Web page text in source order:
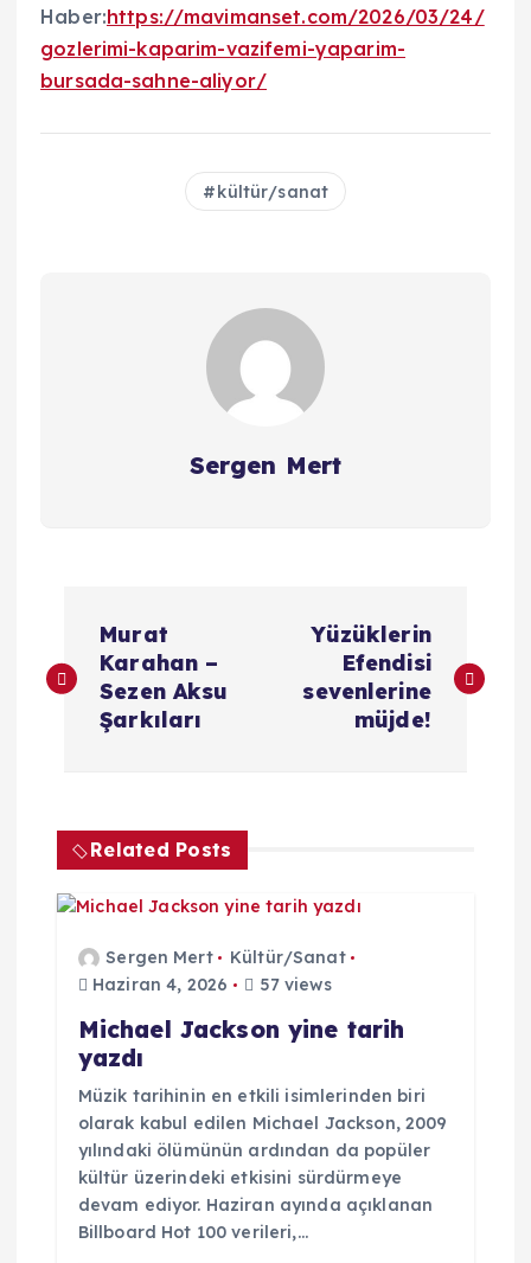
Haber:https://mavimanset.com/2026/03/24/
gozlerimi-kaparim-vazifemi-yaparim-
bursada-sahne-aliyor/
kültür/sanat
Sergen Mert
a
g
e
m
Murat
Karahan –
Sezen Aksu
Şarkıları
Yüzüklerin
Efendisi
sevenlerine
müjde!
Related Posts
Sergen Mert
Kültür/Sanat
Haziran 4, 2026
57 views
Michael Jackson yine tarih
yazdı
Müzik tarihinin en etkili isimlerinden biri
olarak kabul edilen Michael Jackson, 2009
yılındaki ölümünün ardından da popüler
kültür üzerindeki etkisini sürdürmeye
devam ediyor. Haziran ayında açıklanan
Billboard Hot 100 verileri,…